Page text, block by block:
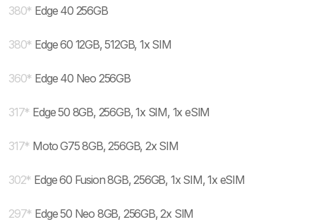
380* Edge 40 256GB
380* Edge 60 12GB, 512GB, 1x SIM
360* Edge 40 Neo 256GB
317* Edge 50 8GB, 256GB, 1x SIM, 1x eSIM
317* Moto G75 8GB, 256GB, 2x SIM
302* Edge 60 Fusion 8GB, 256GB, 1x SIM, 1x eSIM
297* Edge 50 Neo 8GB, 256GB, 2x SIM